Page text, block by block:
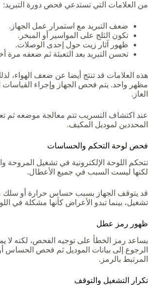
من العلامات التي تستدعي فحص دورة التبريد:
ضعف التبريد مع استمرار عمل الجهاز.
تكون الثلج على المواسير أو المبخر.
ظهور آثار زيت حول إحدى الوصلات.
تحسن التبريد بعد التعبئة ثم ضعفه مرة
هذه العلامات قد تنتج أيضا عن ضعف الهواء،
مظهر واحد. يتم فحص الجهاز وإجراء القياسات
الغاز.
عند اكتشاف التسريب تتم معالجة موضعه ثم
المحددين لموديل المكيف.
فحص لوحة التحكم والحساسات
تتحكم اللوحة الإلكترونية في تشغيل
لكنها ليست السبب في جميع الأعطال.
قد يتوقف الجهاز بسبب حساس حرارة أو
تشغيل، بينما تبدو الأعراض كأنها مشكلة في
ظهور رمز عطل
يساعد رمز الخطأ على توجيه الفحص، لكنه لا
الرجوع إلى بيانات الموديل ثم فحص الحساس
المرتبط بالرمز.
تكرار التشغيل والتوقف